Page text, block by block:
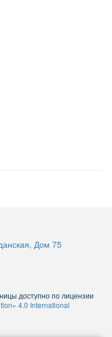
Дом 75
доступно по лицензии
4.0 International